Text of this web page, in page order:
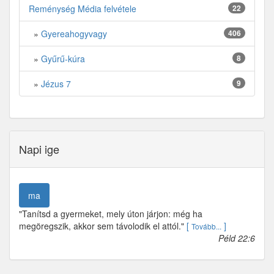
22
Reménység Média felvétele
406
» Gyereahogyvagy
8
» Gyűrű-kúra
9
» Jézus 7
Napi ige
ma
"Tanítsd a gyermeket, mely úton járjon: még ha
megöregszik, akkor sem távolodik el attól." [ Tovább... ]
Péld 22:6